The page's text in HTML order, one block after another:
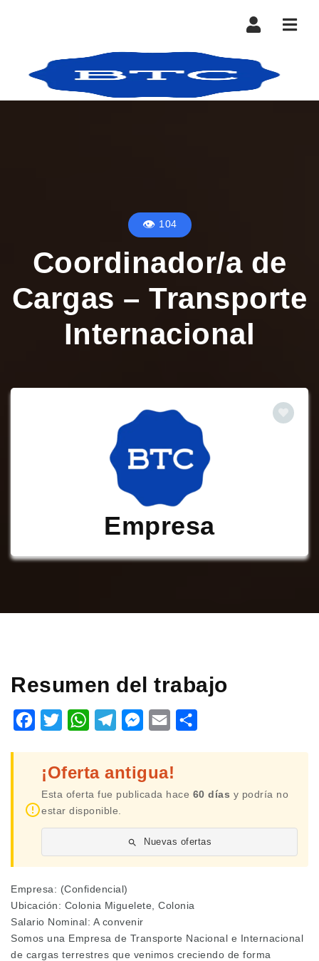
104
Coordinador/a de
Cargas – Transporte
Internacional
Empresa
Resumen del trabajo
Facebook
TwitterWhatsAppTelegramMessenger
Email
¡Oferta antigua!
Esta oferta fue publicada hace 60 días y podría no
estar disponible.
Nuevas ofertas
Empresa: (Confidencial)
Ubicación: Colonia Miguelete, Colonia
Salario Nominal: A convenir
Somos una Empresa de Transporte Nacional e Internacional
de cargas terrestres que venimos creciendo de forma